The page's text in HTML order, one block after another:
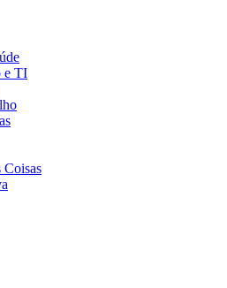
e TI
Coisas